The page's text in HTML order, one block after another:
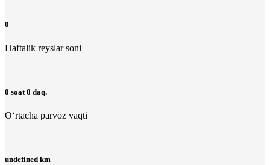
0
Haftalik reyslar soni
0 soat 0 daq.
O‘rtacha parvoz vaqti
undefined km